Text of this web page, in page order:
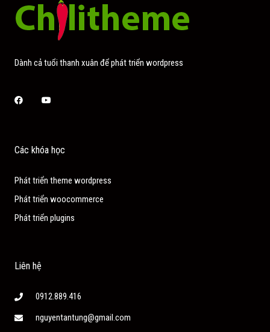
Dành cả tuổi thanh xuân để phát triển wordpress
FacebookYoutube
Các khóa học
Phát triển theme wordpress
Phát triển woocommerce
Phát triển plugins
Liên hệ
0912.889.416
nguyentantung@gmail.com